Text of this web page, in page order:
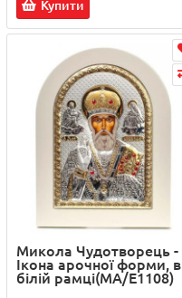
Купити
Микола Чудотворець -
Ікона арочної форми, в
білій рамці(MA/E1108)